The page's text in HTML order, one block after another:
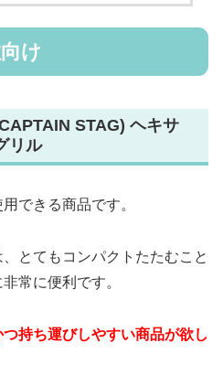
け
STAG) ヘキサ
リル
できる商品です。
とてもコンパクトたたむこと
常に便利です。
持ち運びしやすい商品が欲し